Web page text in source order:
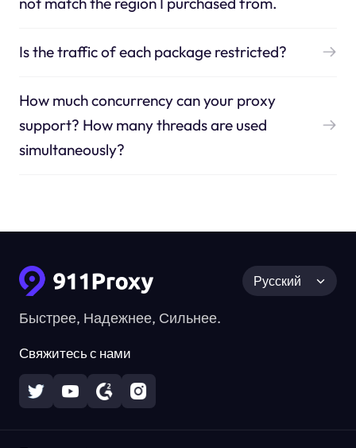
Is the traffic of each package restricted?
How much concurrency can your proxy
support? How many threads are used
simultaneously?
Быстрее, Надежнее, Сильнее.
Свяжитесь с нами
Русский